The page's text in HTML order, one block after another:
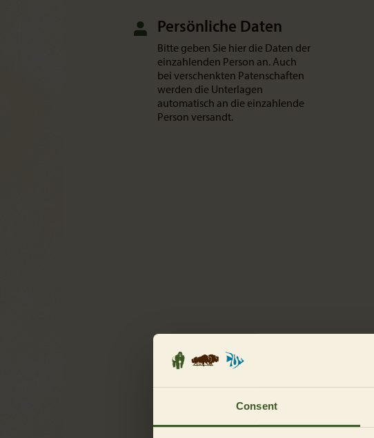
Consent
Persönliche Daten
Bitte geben Sie hier die Daten der
einzahlenden Person an. Auch
bei verschenkten Patenschaften
werden die Unterlagen
automatisch an die einzahlende
Person versandt.